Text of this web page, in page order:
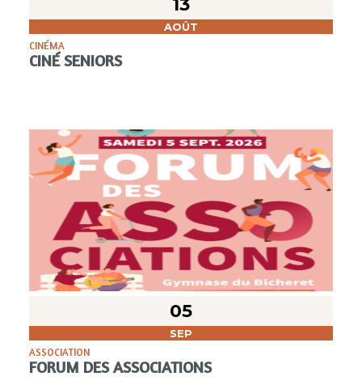
13
AOÛT
CINÉMA
CINÉ SENIORS
05
SEP
ASSOCIATION
FORUM DES ASSOCIATIONS